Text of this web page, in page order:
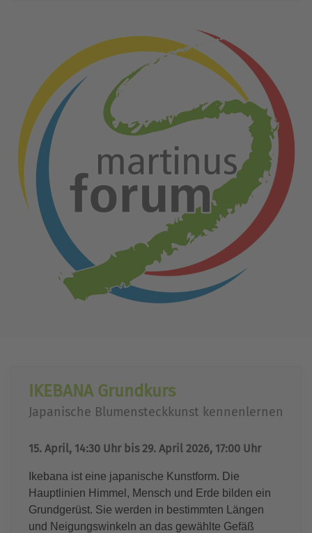
IKEBANA Grundkurs
Japanische Blumensteckkunst kennenlernen
15. April, 14:30 Uhr bis 29. April 2026, 17:00 Uhr
Ikebana ist eine japanische Kunstform. Die
Hauptlinien Himmel, Mensch und Erde bilden ein
Grundgerüst. Sie werden in bestimmten Längen
und Neigungswinkeln an das gewählte Gefäß